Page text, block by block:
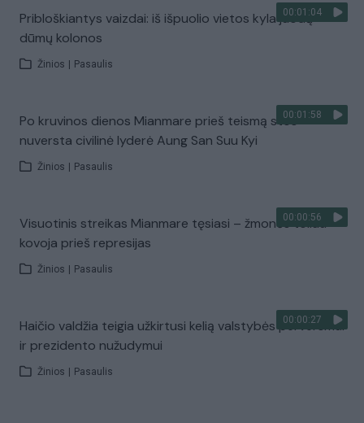
00:01:04
Pribloškiantys vaizdai: iš išpuolio vietos kyla juodų
dūmų kolonos
Žinios Pasaulis
00:01:58
Po kruvinos dienos Mianmare prieš teismą stos
nuversta civilinė lyderė Aung San Suu Kyi
Žinios Pasaulis
00:00:56
Visuotinis streikas Mianmare tęsiasi – žmonės toliau
kovoja prieš represijas
Žinios Pasaulis
00:00:27
Haičio valdžia teigia užkirtusi kelią valstybės perversmui
ir prezidento nužudymui
Žinios Pasaulis